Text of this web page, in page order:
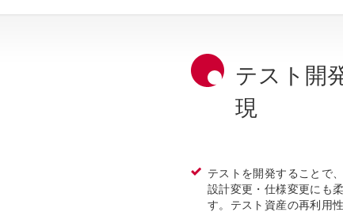
テスト開
現
テストを開発することで
設計変更・仕様変更にも
す。テスト資産の再利用